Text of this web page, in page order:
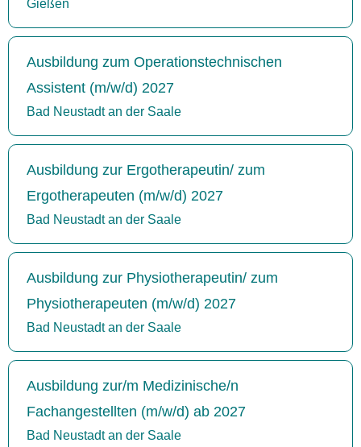
Gießen
Ausbildung zum Operationstechnischen
Assistent (m/w/d) 2027
Bad Neustadt an der Saale
Ausbildung zur Ergotherapeutin/ zum
Ergotherapeuten (m/w/d) 2027
Bad Neustadt an der Saale
Ausbildung zur Physiotherapeutin/ zum
Physiotherapeuten (m/w/d) 2027
Bad Neustadt an der Saale
Ausbildung zur/m Medizinische/n
Fachangestellten (m/w/d) ab 2027
Bad Neustadt an der Saale